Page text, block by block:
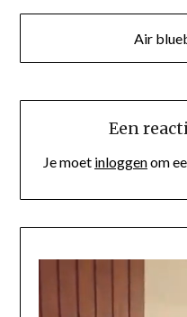
Air
Een
Je moet inloggenom